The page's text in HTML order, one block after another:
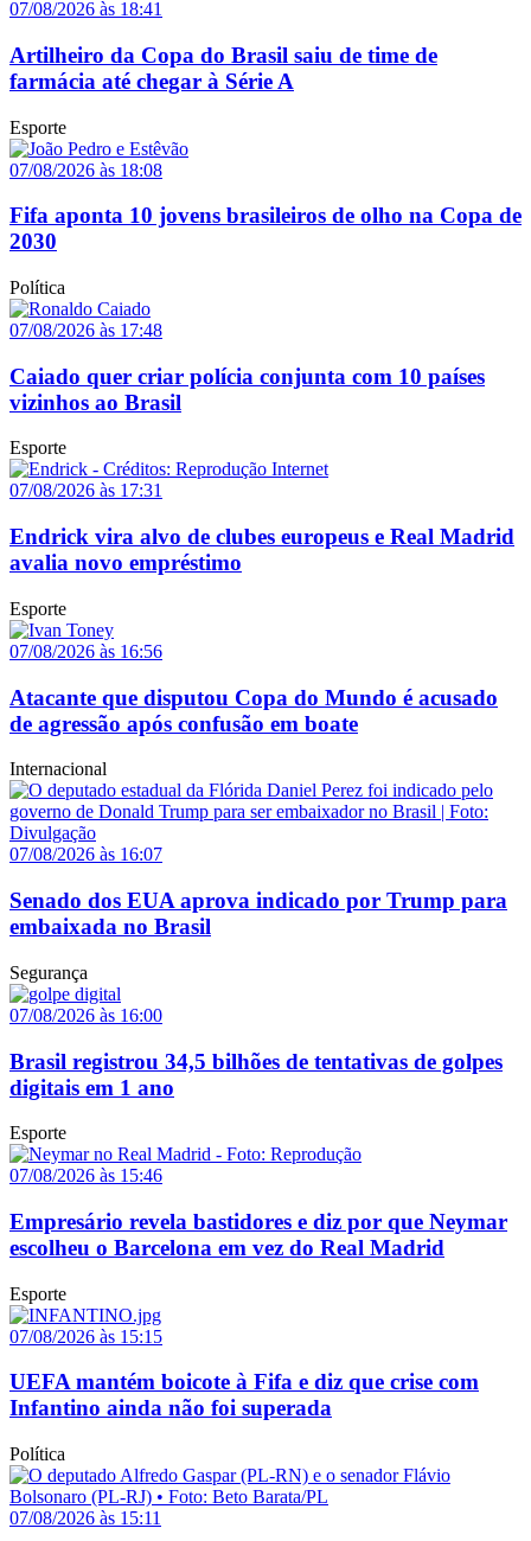
07/08/2026 às 18:41
Artilheiro da Copa do Brasil saiu de time de
farmácia até chegar à Série A
Esporte
07/08/2026 às 18:08
Fifa aponta 10 jovens brasileiros de olho na Copa de
2030
Política
07/08/2026 às 17:48
Caiado quer criar polícia conjunta com 10 países
vizinhos ao Brasil
Esporte
07/08/2026 às 17:31
Endrick vira alvo de clubes europeus e Real Madrid
avalia novo empréstimo
Esporte
07/08/2026 às 16:56
Atacante que disputou Copa do Mundo é acusado
de agressão após confusão em boate
Internacional
07/08/2026 às 16:07
Senado dos EUA aprova indicado por Trump para
embaixada no Brasil
Segurança
07/08/2026 às 16:00
Brasil registrou 34,5 bilhões de tentativas de golpes
digitais em 1 ano
Esporte
07/08/2026 às 15:46
Empresário revela bastidores e diz por que Neymar
escolheu o Barcelona em vez do Real Madrid
Esporte
07/08/2026 às 15:15
UEFA mantém boicote à Fifa e diz que crise com
Infantino ainda não foi superada
Política
07/08/2026 às 15:11